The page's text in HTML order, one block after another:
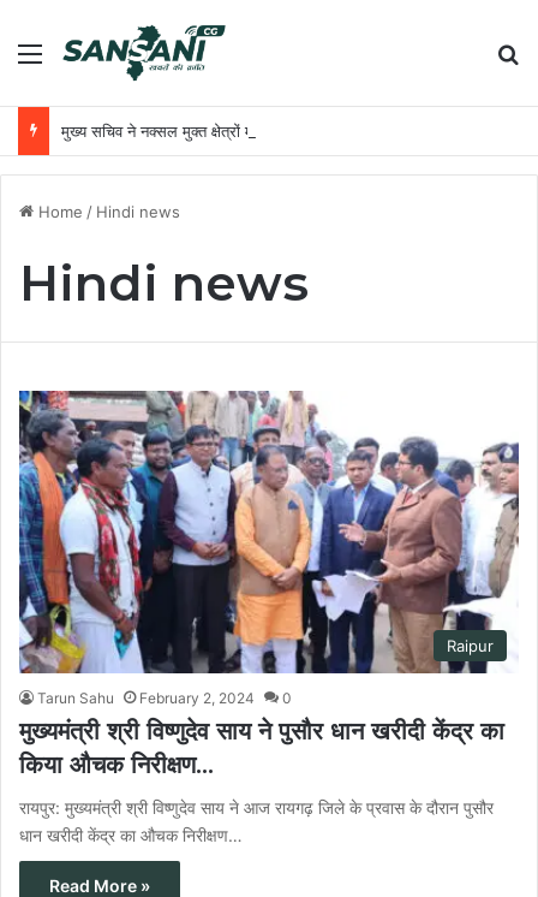
Menu
Home / Hindi news
Hindi news
Raipur
Tarun Sahu February 2, 2024 0
मुख्यमंत्री श्री विष्णुदेव साय ने पुसौर धान खरीदी केंद्र का
किया औचक निरीक्षण…
रायपुर: मुख्यमंत्री श्री विष्णुदेव साय ने आज रायगढ़ जिले के प्रवास के दौरान पुसौर
धान खरीदी केंद्र का औचक निरीक्षण…
Read More »